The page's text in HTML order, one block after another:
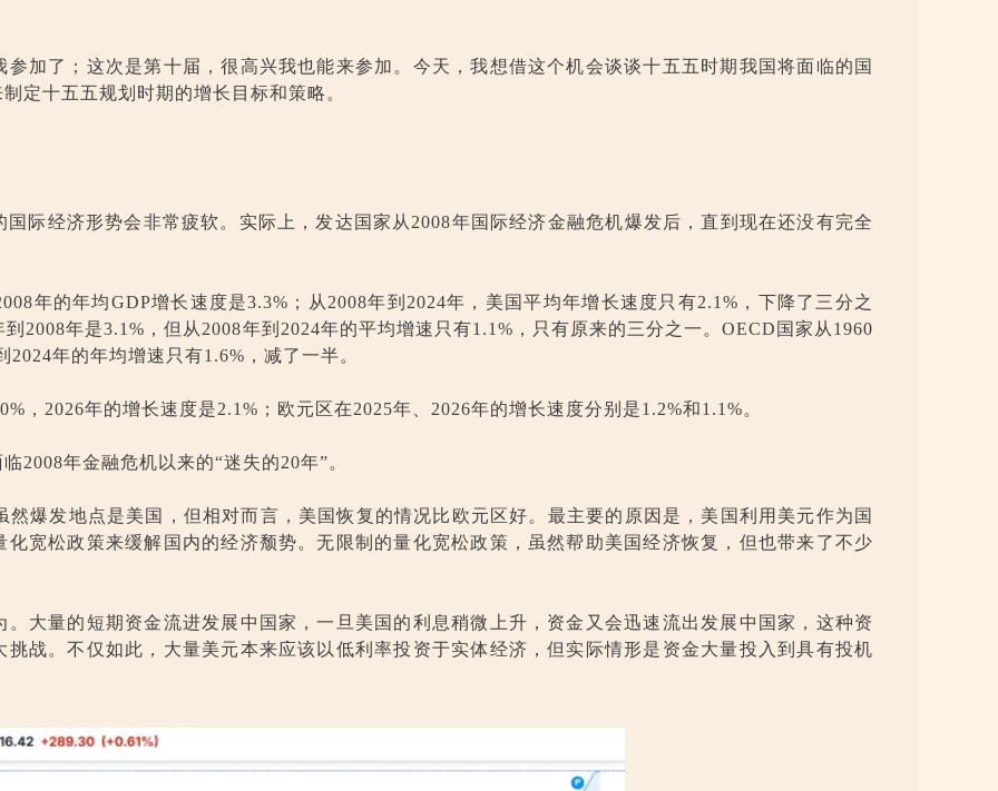
加了；这次是第十届，很高兴我也能来参加。今天，我想借这个机会谈谈十五五时期我国将面临的国
定十五五规划时期的增长目标和策略。
际经济形势会非常疲软。实际上，发达国家从2008年国际经济金融危机爆发后，直到现在还没有完全
年的年均GDP增长速度是3.3%；从2008年到2024年，美国平均年增长速度只有2.1%，下降了三分之
2008年是3.1%，但从2008年到2024年的平均增速只有1.1%，只有原来的三分之一。OECD国家从1960
年的年均增速只有1.6%，减了一半。
，2026年的增长速度是2.1%；欧元区在2025年、2026年的增长速度分别是1.2%和1.1%。
2008年金融危机以来的“迷失的20年”。
爆发地点是美国，但相对而言，美国恢复的情况比欧元区好。最主要的原因是，美国利用美元作为国
宽松政策来缓解国内的经济颓势。无限制的量化宽松政策，虽然帮助美国经济恢复，但也带来了不少
大量的短期资金流进发展中国家，一旦美国的利息稍微上升，资金又会迅速流出发展中国家，这种资
战。不仅如此，大量美元本来应该以低利率投资于实体经济，但实际情形是资金大量投入到具有投机